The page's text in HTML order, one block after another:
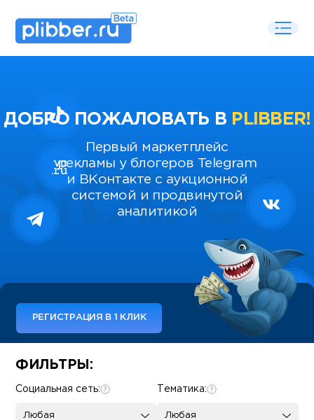
ДОБРО ПОЖАЛОВАТЬ В PLIBBER!
Первый маркетплейс
рекламы у блогеров Telegram
и ВКонтакте с аукционной
системой и продвинутой
аналитикой
РЕГИСТРАЦИЯ В 1 КЛИК
Some SEO Title
ФИЛЬТРЫ:
Тематика:
Любая
Социальная сеть:
Любая